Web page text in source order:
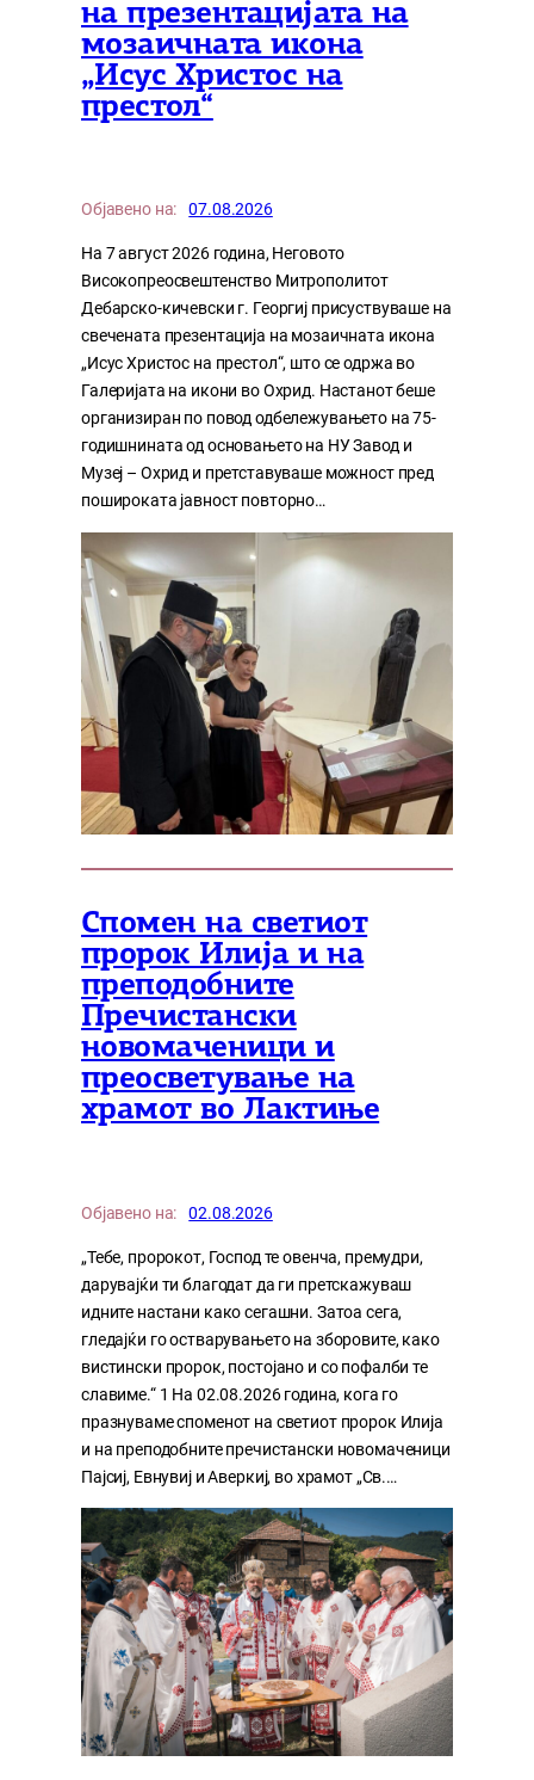
на презентацијата на
мозаичната икона
„Исус Христос на
престол“
Објавено на: 07.08.2026
На 7 август 2026 година, Неговото
Високопреосвештенство Митрополитот
Дебарско-кичевски г. Георгиј присуствуваше на
свечената презентација на мозаичната икона
„Исус Христос на престол“, што се одржа во
Галеријата на икони во Охрид. Настанот беше
организиран по повод одбележувањето на 75-
годишнината од основањето на НУ Завод и
Музеј – Охрид и претставуваше можност пред
пошироката јавност повторно…
Спомен на светиот
пророк Илија и на
преподобните
Пречистански
новомаченици и
преосветување на
храмот во Лактиње
Објавено на: 02.08.2026
„Тебе, пророкот, Господ те овенча, премудри,
дарувајќи ти благодат да ги претскажуваш
идните настани како сегашни. Затоа сега,
гледајќи го остварувањето на зборовите, како
вистински пророк, постојано и со пофалби те
славиме.“ 1 На 02.08.2026 година, кога го
празнуваме споменот на светиот пророк Илија
и на преподобните пречистански новомаченици
Пајсиј, Евнувиј и Аверкиј, во храмот „Св.…